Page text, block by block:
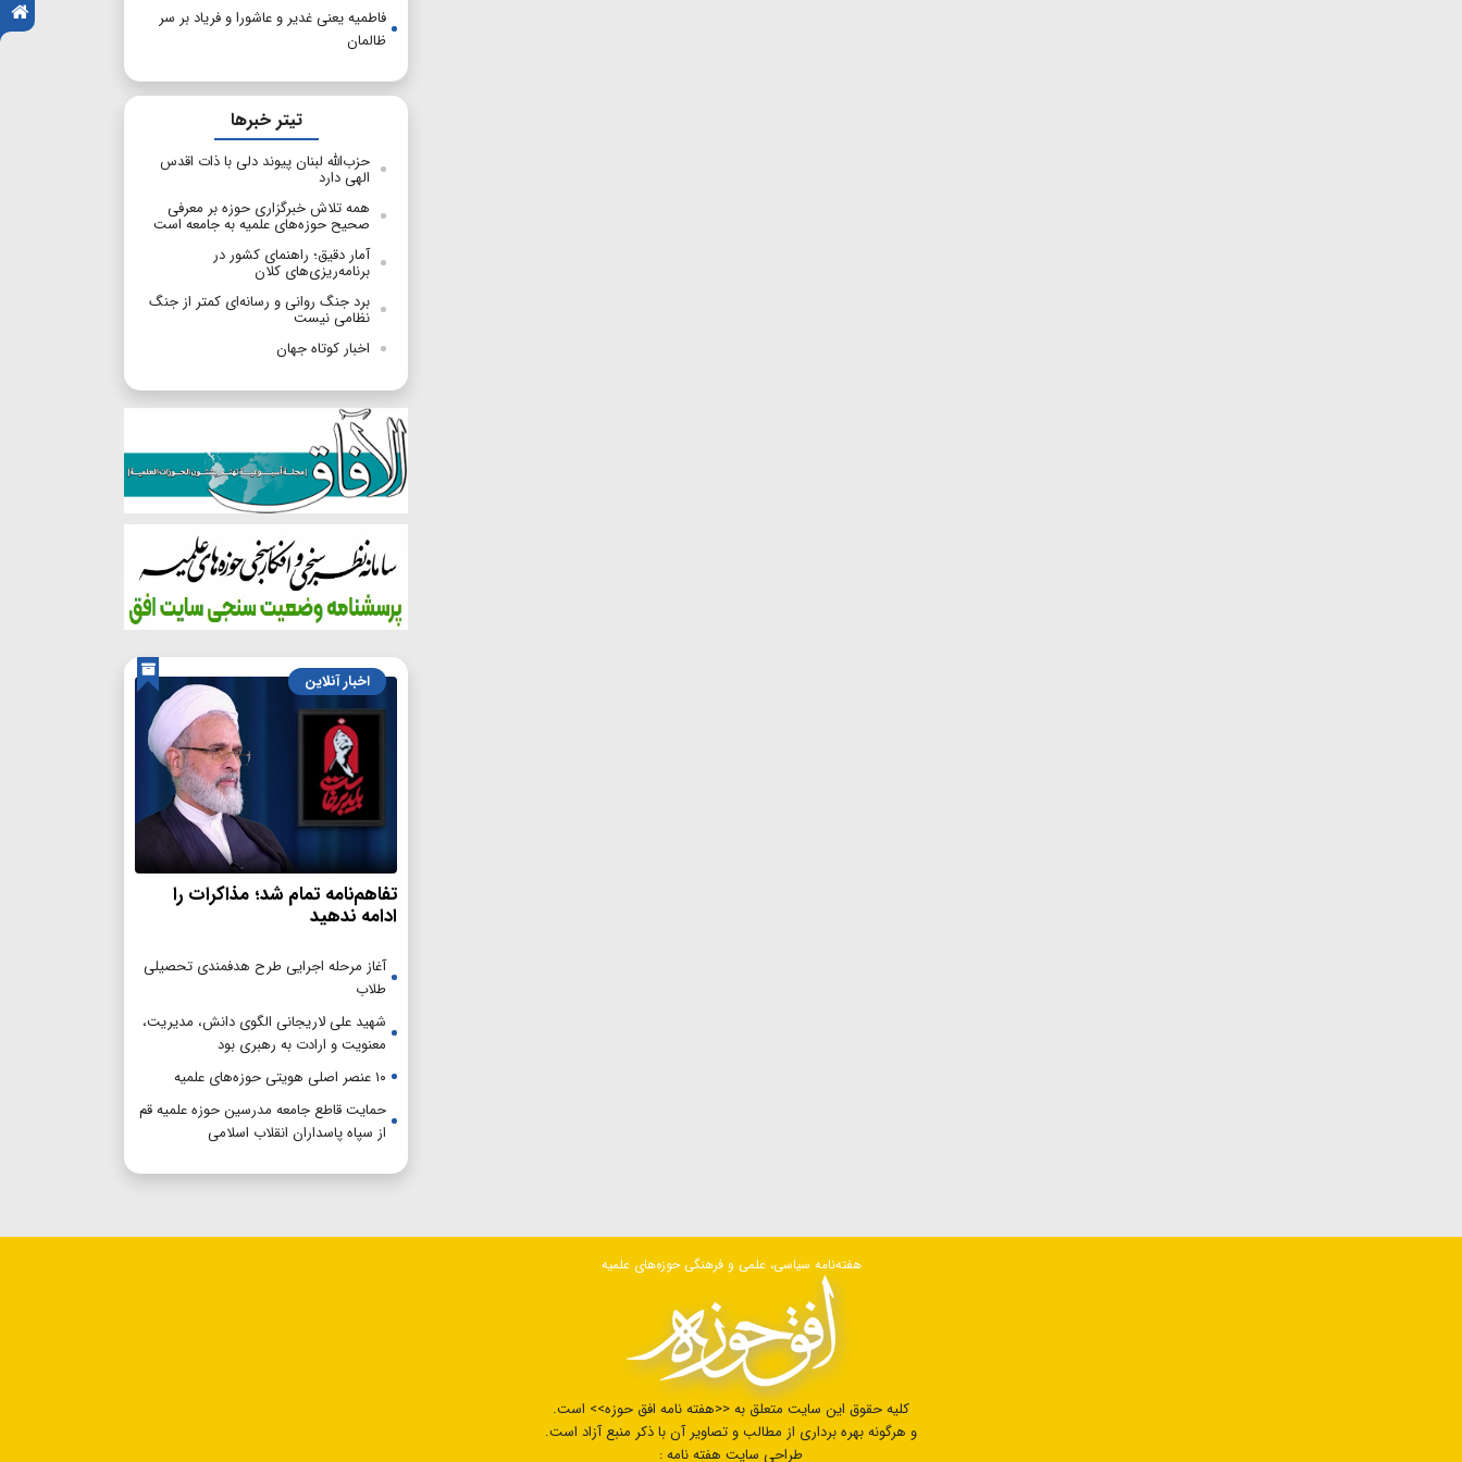
فاطمیه یعنی غدیر و عاشورا و فریاد بر سر
ظالمان
تیتر خبرها
حزب‌الله لبنان پیوند دلی با ذات اقدس
الهی دارد
همه تلاش خبرگزاری حوزه بر معرفی
صحیح حوزه‌های علمیه به جامعه است
​​​​​​​آمار دقیق؛ راهنمای کشور در
برنامه‌ریزی‌های کلان
برد جنگ روانی و رسانه‌ای کمتر از جنگ
نظامی نیست
اخبار کوتاه جهان
اخبار آنلاین
تفاهم‌نامه تمام شد؛ مذاکرات را
ادامه ندهید
آغاز مرحله اجرایی طرح هدفمندی تحصیلی
طلاب
شهید علی لاریجانی الگوی دانش، مدیریت،
معنویت و ارادت به رهبری بود
۱۰ عنصر اصلی هویتی حوزه‌های علمیه
حمایت قاطع جامعه مدرسین حوزه علمیه قم
از سپاه پاسداران انقلاب اسلامی
هفته‌نامه سیاسی، علمی و فرهنگی حوزه‌های علمیه
کلیه حقوق این سایت متعلق به <<هفته نامه افق حوزه>> است.
و هرگونه بهره برداری از مطالب و تصاویر آن با ذکر منبع آزاد است.
طراحی سایت هفته نامه :